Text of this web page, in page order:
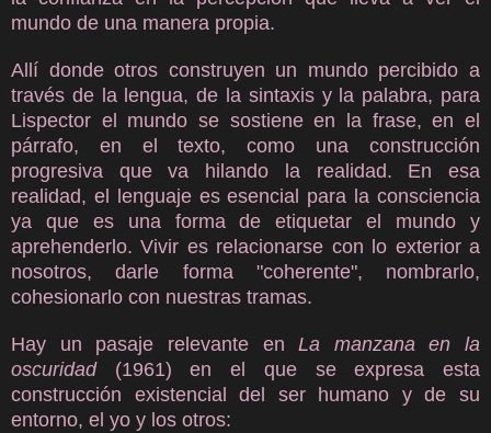
mundo de una manera propia.
Allí donde otros construyen un mundo percibido a
través de la lengua, de la sintaxis y la palabra, para
Lispector el mundo se sostiene en la frase, en el
párrafo, en el texto, como una construcción
progresiva que va hilando la realidad. En esa
realidad, el lenguaje es esencial para la consciencia
ya que es una forma de etiquetar el mundo y
aprehenderlo. Vivir es relacionarse con lo exterior a
nosotros, darle forma "coherente", nombrarlo,
cohesionarlo con nuestras tramas.
Hay un pasaje relevante enLa manzana en la
oscuridad(1961) en el que se expresa esta
construcción existencial del ser humano y de su
entorno, el yo y los otros: